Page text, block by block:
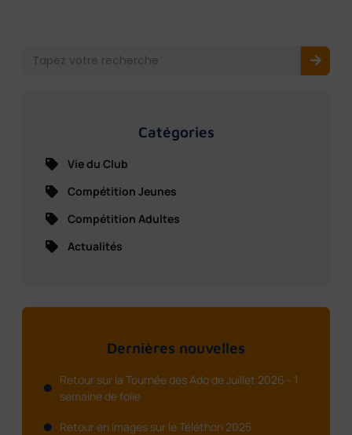
Catégories
Vie du Club
Compétition Jeunes
Compétition Adultes
Actualités
Dernières nouvelles
Retour sur la Tournée des Ado de Juillet 2026 - 1
semaine de folie
Retour en images sur le Téléthon 2025